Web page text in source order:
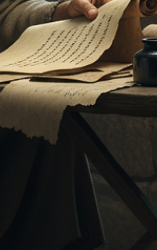
니다. 즉, 가나안은 구원받은 성
야 할 영적 현실 입니다. 홍해
방된 것이 칭의(稱義)라면, 요단
들어가는 것은 성화(聖化)의 시
땅에서 우리는 날마다 영적 전